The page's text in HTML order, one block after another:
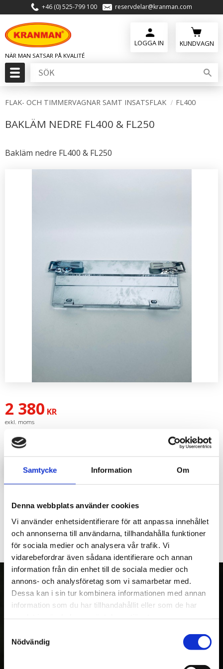
Samtycke Information Om
Denna webbplats använder cookies
Vi använder enhetsidentifierare för att anpassa innehållet
och annonserna till användarna, tillhandahålla funktioner
för sociala medier och analysera vår trafik. Vi
vidarebefordrar även sådana identifierare och annan
information från din enhet till de sociala medier och
annons- och analysföretag som vi samarbetar med.
Dessa kan i sin tur kombinera informationen med annan
information som du har tillhandahållit eller som de har
Nödvändig
Meny
+46 (0) 525-799 100 reservdelar@kranman.com
KUNDVAGN
FLAK- OCH TIMMERVAGNAR SAMT INSATSFLAK FL400
BAKLÄM NEDRE FL400 & FL250
Bakläm nedre FL400 & FL250
2 380 KR
Artikelnr FL430
LOGGA IN FÖR ATT HANDLA
Bakläm nedre som passar FL400 & FL250
OM OSS
maskiner och tillbehör för fyrhjulingar,